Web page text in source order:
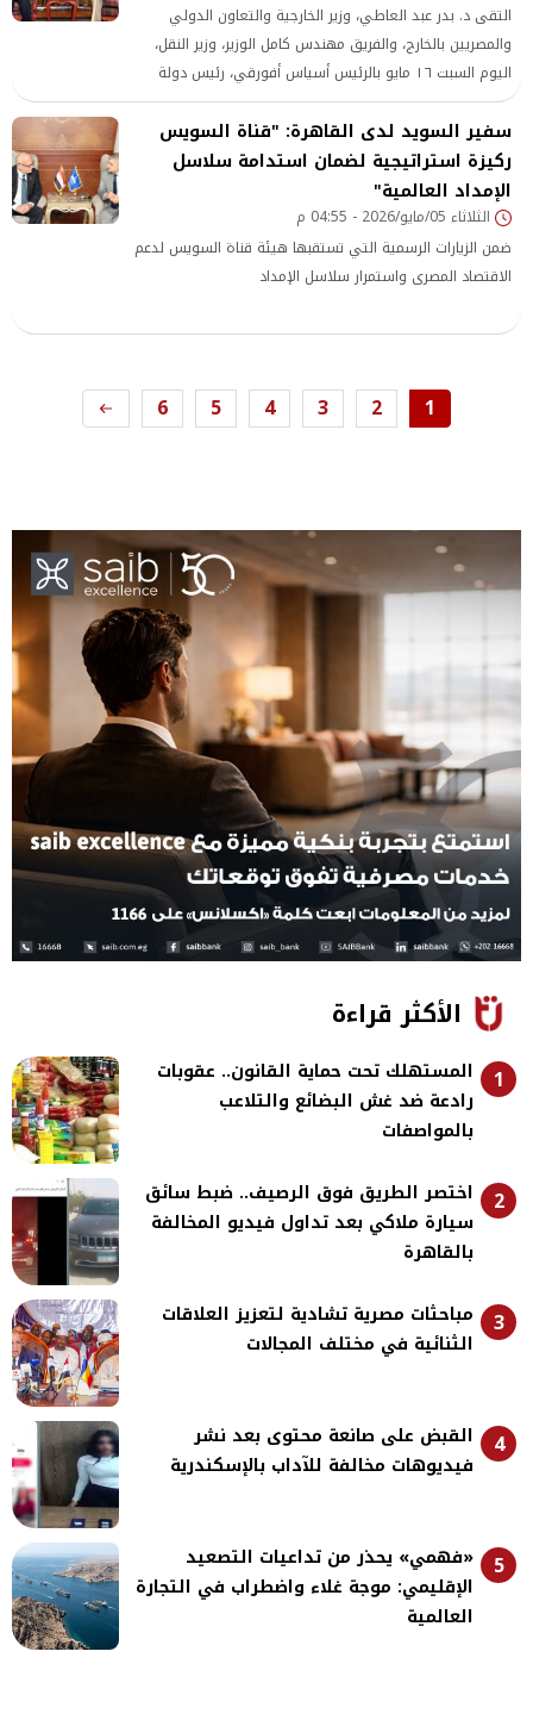
التقى د. بدر عبد العاطي، وزير الخارجية والتعاون الدولي
والمصريين بالخارج، والفريق مهندس كامل الوزير، وزير النقل،
اليوم السبت ١٦ مايو بالرئيس أسياس أفورقي، رئيس دولة
إريتريا
سفير السويد لدى القاهرة: "قناة السويس
ركيزة استراتيجية لضمان استدامة سلاسل
الإمداد العالمية"
الثلاثاء 05/مايو/2026 - 04:55 م
ضمن الزيارات الرسمية التي تستقبها هيئة قناة السويس لدعم
الاقتصاد المصرى واستمرار سلاسل الإمداد
1
2
3
4
5
6
الأكثر قراءة
1
المستهلك تحت حماية القانون.. عقوبات
رادعة ضد غش البضائع والتلاعب
بالمواصفات
2
اختصر الطريق فوق الرصيف.. ضبط سائق
سيارة ملاكي بعد تداول فيديو المخالفة
بالقاهرة
3
مباحثات مصرية تشادية لتعزيز العلاقات
الثنائية في مختلف المجالات
4
القبض على صانعة محتوى بعد نشر
فيديوهات مخالفة للآداب بالإسكندرية
5
«فهمي» يحذر من تداعيات التصعيد
الإقليمي: موجة غلاء واضطراب في التجارة
العالمية